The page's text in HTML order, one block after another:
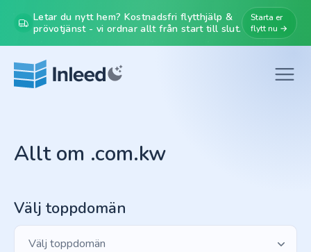
Letar du nytt hem? Kostnadsfri flytthjälp &
prövotjänst - vi ordnar allt från start till slut.
Starta er
flytt nu →
Allt om .com.kw
Välj toppdomän
Välj toppdomän